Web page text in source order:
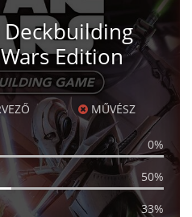
Deckbuilding
Edition
MŰVÉSZ
0%
50%
33%